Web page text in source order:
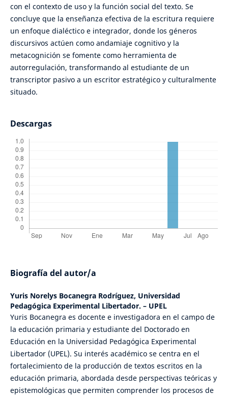
con el contexto de uso y la función social del texto. Se
concluye que la enseñanza efectiva de la escritura requiere
un enfoque dialéctico e integrador, donde los géneros
discursivos actúen como andamiaje cognitivo y la
metacognición se fomente como herramienta de
autorregulación, transformando al estudiante de un
transcriptor pasivo a un escritor estratégico y culturalmente
situado.
Descargas
Biografía del autor/a
Yuris Norelys Bocanegra Rodríguez, Universidad
Pedagógica Experimental Libertador. – UPEL
Yuris Bocanegra es docente e investigadora en el campo de
la educación primaria y estudiante del Doctorado en
Educación en la Universidad Pedagógica Experimental
Libertador (UPEL). Su interés académico se centra en el
fortalecimiento de la producción de textos escritos en la
educación primaria, abordada desde perspectivas teóricas y
epistemológicas que permiten comprender los procesos de